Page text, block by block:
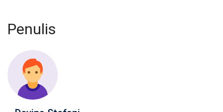
Penulis